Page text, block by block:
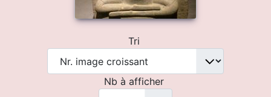
Tri
Nb à afficher